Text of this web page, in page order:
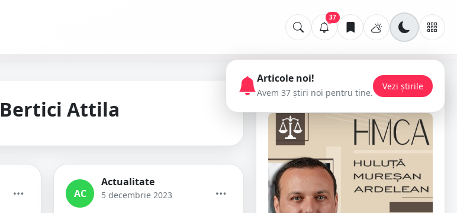
37
Bertici Attila
AC
Actualitate
5 decembrie 2023
📢 Publicitate
Articole noi!
Avem 37 știri noi pentru tine.
Vezi știrile